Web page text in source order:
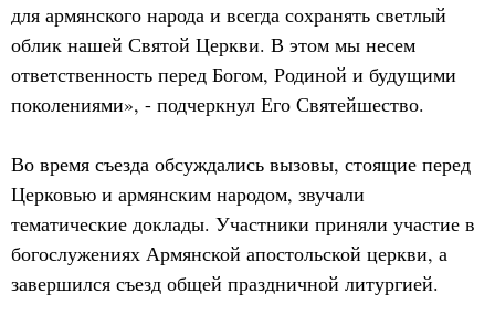
для армянского народа и всегда сохранять светлый
облик нашей Святой Церкви. В этом мы несем
ответственность перед Богом, Родиной и будущими
поколениями», - подчеркнул Его Святейшество.
Во время съезда обсуждались вызовы, стоящие перед
Церковью и армянским народом, звучали
тематические доклады. Участники приняли участие в
богослужениях Армянской апостольской церкви, а
завершился съезд общей праздничной литургией.